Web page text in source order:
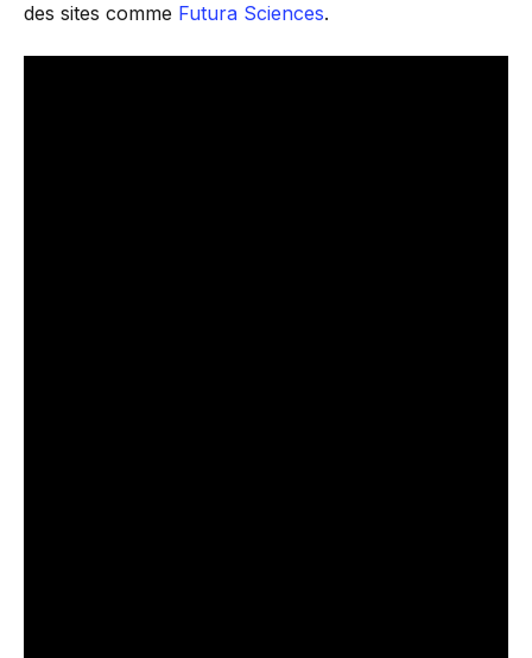
des sites comme Futura Sciences.